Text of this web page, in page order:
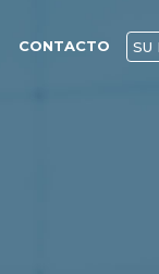
CONTACTO SU